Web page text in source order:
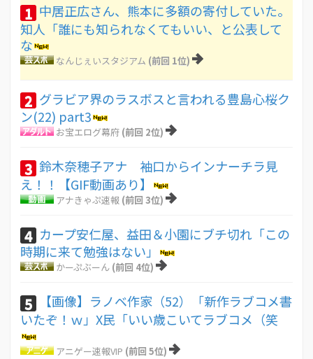
1 中居正広さん、熊本に多額の寄付していた。
知人「誰にも知られなくてもいい、と公表して
な
なんじぇいスタジアム (前回 1位)
2 グラビア界のラスボスと言われる豊島心桜ク
ン(22) part3
お宝エログ幕府 (前回 2位)
3 鈴木奈穂子アナ 袖口からインナーチラ見
え！！【GIF動画あり】
アナきゃぷ速報 (前回 3位)
4 カープ安仁屋、益田＆小園にブチ切れ「この
時期に来て勉強はない」
かーぷぶーん (前回 4位)
5
【画像】ラノベ作家（52）「新作ラブコメ書
いたぞ！ｗ」X民「いい歳こいてラブコメ（笑
アニゲー速報VIP (前回 5位)